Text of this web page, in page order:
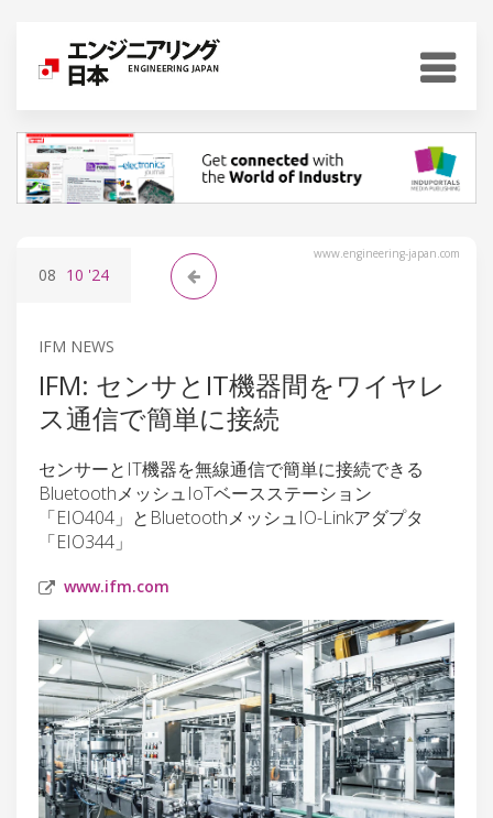
www.engineering-japan.com
08 10 '24
IFM NEWS
IFM: センサとIT機器間をワイヤレ
ス通信で簡単に接続
センサーとIT機器を無線通信で簡単に接続できる
BluetoothメッシュIoTベースステーション
「EIO404」とBluetoothメッシュIO-Linkアダプタ
「EIO344」
www.ifm.com